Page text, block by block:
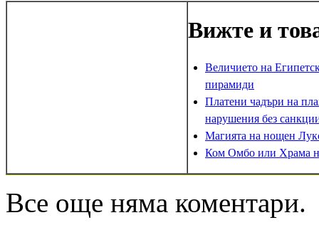
Вижте и
Величието на
пирамиди
Платени чадъри на
нарушения без
Магията на нощен
Ком Омбо или Храма
Все още няма коментари.